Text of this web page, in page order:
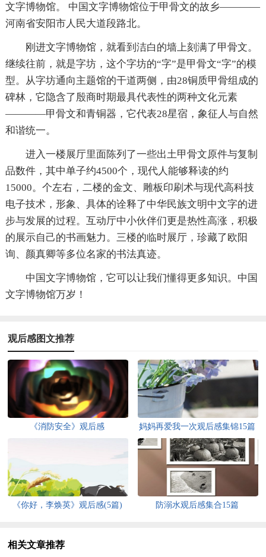
文字博物馆。 中国文字博物馆位于甲骨文的故乡————
河南省安阳市人民大道段路北。
刚进文字博物馆，就看到洁白的墙上刻满了甲骨文。
继续往前，就是字坊，这个字坊的“字”是甲骨文“字”的模
型。从字坊通向主题馆的干道两侧，由28铜质甲骨组成的
碑林，它隐含了殷商时期最具代表性的两种文化元素
————甲骨文和青铜器，它代表28星宿，象征人与自然
和谐统一。
进入一楼展厅里面陈列了一些出土甲骨文原件与复制
品数件，其中单子约4500个，现代人能够释读的约
15000。个左右，二楼的金文、雕板印刷术与现代高科技
电子技术，形象、具体的诠释了中华民族文明中文字的进
步与发展的过程。互动厅中小伙伴们更是热性高涨，积极
的展示自己的书画魅力。三楼的临时展厅，珍藏了欧阳
询、颜真卿等多位名家的书法真迹。
中国文字博物馆，它可以让我们懂得更多知识。中国
文字博物馆万岁！
观后感图文推荐
《消防安全》观后感 妈妈再爱我一次观后感集锦15篇
《你好，李焕英》观后感(5篇) 防溺水观后感集合15篇
相关文章推荐